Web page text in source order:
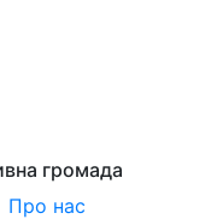
громада
Про нас